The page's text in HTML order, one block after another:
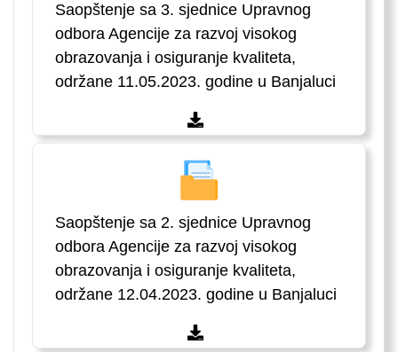
Saopštenje sa 3. sjednice Upravnog
odbora Agencije za razvoj visokog
obrazovanja i osiguranje kvaliteta,
održane 11.05.2023. godine u Banjaluci
Saopštenje sa 2. sjednice Upravnog
odbora Agencije za razvoj visokog
obrazovanja i osiguranje kvaliteta,
održane 12.04.2023. godine u Banjaluci